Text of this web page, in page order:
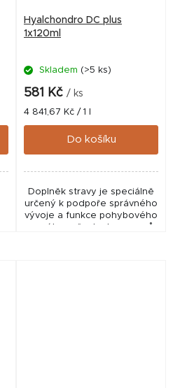
Hyalchondro DC plus
1x120ml
Skladem (>5 ks)
581 Kč / ks
Měrná
cena:
4 841,67 Kč / 1 l
Do košíku
Doplněk stravy je speciálně
určený k podpoře správného
vývoje a funkce pohybového
aparátu u všech plemen psů.